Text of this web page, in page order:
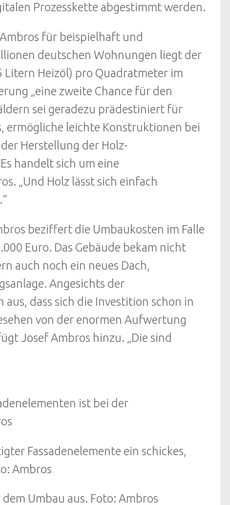
Prozesskette abgestimmt werden.
für beispielhaft und
deutschen Wohnungen liegt der
Heizöl) pro Quadratmeter im
„eine zweite Chance für den
sei geradezu prädestiniert für
ermögliche leichte Konstruktionen bei
Herstellung der Holz-
handelt sich um eine
„Und Holz lässt sich einfach
beziffert die Umbaukosten im Falle
Euro. Das Gebäude bekam nicht
auch noch ein neues Dach,
Angesichts der
dass sich die Investition schon in
von der enormen Aufwertung
Josef Ambros hinzu. „Die sind
ist bei der
Fassadenelemente ein schickes,
Ambros
Umbau aus. Foto: Ambros